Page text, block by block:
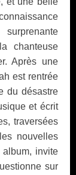
chanteuse
Après une
est rentrée
du désastre
et écrit
traversées
nouvelles
invite
sur